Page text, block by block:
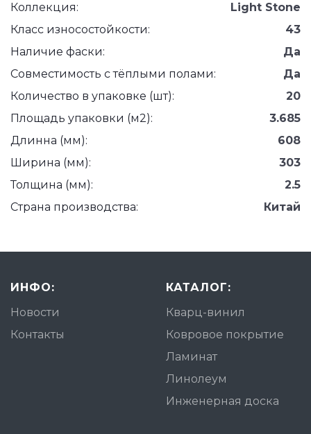
Коллекция:
Light Stone
Класс износостойкости:
43
Наличие фаски:
Да
Совместимость с тёплыми полами:
Да
Количество в упаковке (шт):
20
Площадь упаковки (м2):
3.685
Длинна (мм):
608
Ширина (мм):
303
Толщина (мм):
2.5
Страна производства:
Китай
ИНФО:
Новости
Контакты
КАТАЛОГ:
Кварц-винил
Ковровое покрытие
Ламинат
Линолеум
Инженерная доска